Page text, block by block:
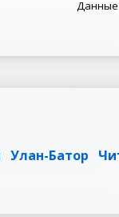
Данные
Улан-Батор